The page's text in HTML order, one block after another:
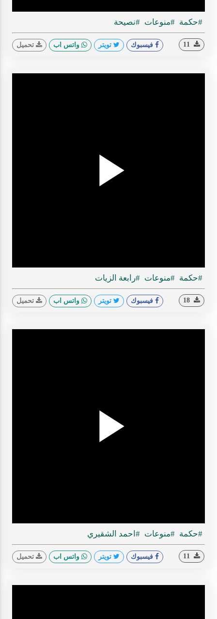
#حكمة #منوعات #نصيحة
فيسبوك تويتر واتس اب تحميل
Play
#حكمة #منوعات #رابعة الزيات
فيسبوك تويتر واتس اب تحميل
Play
#حكمة #منوعات #احمد الشقيري
فيسبوك تويتر واتس اب تحميل